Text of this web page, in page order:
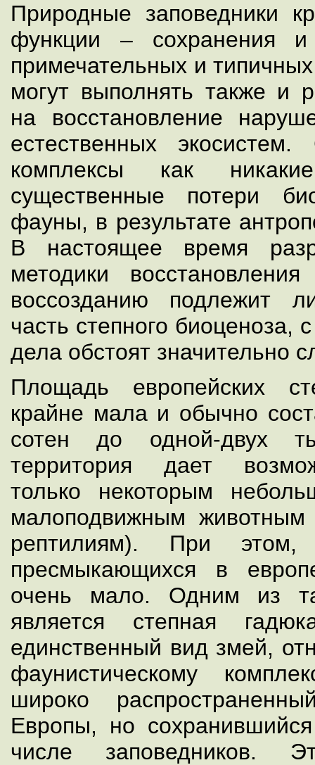
Природные заповедники
функции – сохранения и
примечательных и
могут выполнять также и
на восстановление
естественных
комплексы как
существенные потери
фауны, в результате
В настоящее время
методики
воссозданию подлежит
часть степного биоценоза,
дела обстоят значительно
Площадь европейских
крайне мала и обычно
сотен до одной-двух
территория дает
только некоторым
малоподвижным
рептилиям). При этом,
пресмыкающихся в
очень мало. Одним из
является степная
единственный вид змей,
фаунистическому
широко
Европы, но
числе заповедников.